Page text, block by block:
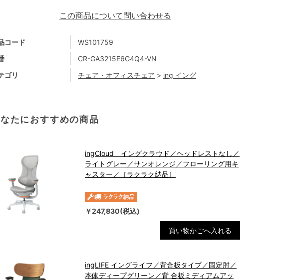
コード
WS101759
CR-GA3215E6G4Q4-VN
ゴリ
チェア・オフィスチェア > ing イング
たにおすすめの商品
ingCloud イングクラウド／ヘッドレストなし／
ライトグレー／サンオレンジ／フローリング用キ
ャスター／［ラクラク納品］
￥247,830(税込)
買い物かごへ入れる
ingLIFE イングライフ／背合板タイプ／固定肘／
本体ディープグリーン／背 合板ミディアムアッ
この商品について問い合わせる